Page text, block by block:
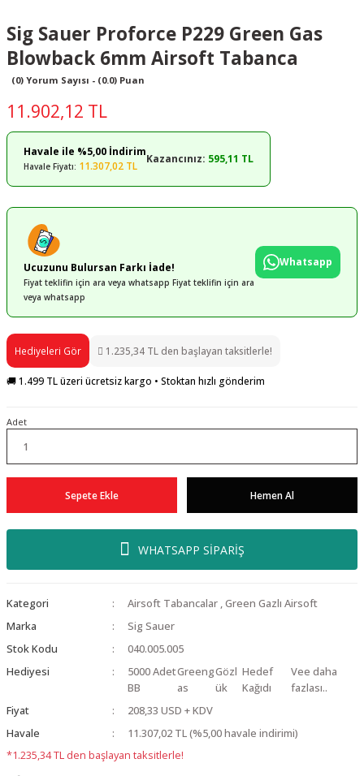
Sig Sauer Proforce P229 Green Gas
Blowback 6mm Airsoft Tabanca
(0) Yorum Sayısı - (0.0) Puan
11.902,12 TL
Havale ile %5,00 İndirim
Havale Fiyatı: 11.307,02 TL
Kazancınız: 595,11 TL
Ucuzunu Bulursan Farkı İade!
Fiyat teklifin için ara veya whatsapp Fiyat teklifin için ara
veya whatsapp
Whatsapp
Hediyeleri Gör 1.235,34 TL den başlayan taksitlerle!
🚚 1.499 TL üzeri ücretsiz kargo • Stoktan hızlı gönderim
Adet
Sepete Ekle Hemen Al
WHATSAPP SİPARİŞ
Kategori Airsoft Tabancalar ,Green Gazlı Airsoft
Marka
Sig Sauer
Stok Kodu
040.005.005
Hediyesi
5000 Adet
BB
Greeng
as
Gözl
ük
Hedef
Kağıdı
Vee daha
fazlası..
Fiyat
208,33 USD + KDV
Havale
11.307,02 TL (%5,00 havale indirimi)
*1.235,34 TL den başlayan taksitlerle!